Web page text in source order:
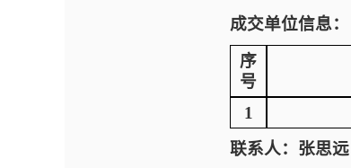
成交单位信息：
序
号
1
联系人：张思远